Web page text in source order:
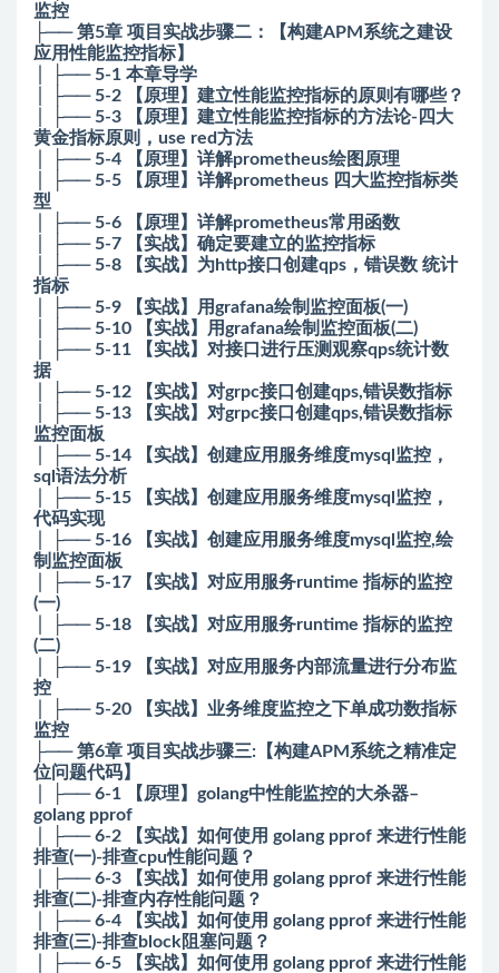
监控
├── 第5章 项目实战步骤二：【构建APM系统之建设
应用性能监控指标】
│ ├── 5-1 本章导学
│ ├── 5-2 【原理】建立性能监控指标的原则有哪些？
│ ├── 5-3 【原理】建立性能监控指标的方法论-四大
黄金指标原则，use red方法
│ ├── 5-4 【原理】详解prometheus绘图原理
│ ├── 5-5 【原理】详解prometheus 四大监控指标类
型
│ ├── 5-6 【原理】详解prometheus常用函数
│ ├── 5-7 【实战】确定要建立的监控指标
│ ├── 5-8 【实战】为http接口创建qps，错误数 统计
指标
│ ├── 5-9 【实战】用grafana绘制监控面板(一)
│ ├── 5-10 【实战】用grafana绘制监控面板(二)
│ ├── 5-11 【实战】对接口进行压测观察qps统计数
据
│ ├── 5-12 【实战】对grpc接口创建qps,错误数指标
│ ├── 5-13 【实战】对grpc接口创建qps,错误数指标
监控面板
│ ├── 5-14 【实战】创建应用服务维度mysql监控，
sql语法分析
│ ├── 5-15 【实战】创建应用服务维度mysql监控，
代码实现
│ ├── 5-16 【实战】创建应用服务维度mysql监控,绘
制监控面板
│ ├── 5-17 【实战】对应用服务runtime 指标的监控
(一)
│ ├── 5-18 【实战】对应用服务runtime 指标的监控
(二)
│ ├── 5-19 【实战】对应用服务内部流量进行分布监
控
│ ├── 5-20 【实战】业务维度监控之下单成功数指标
监控
├── 第6章 项目实战步骤三:【构建APM系统之精准定
位问题代码】
│ ├── 6-1 【原理】golang中性能监控的大杀器–
golang pprof
│ ├── 6-2 【实战】如何使用 golang pprof 来进行性能
排查(一)-排查cpu性能问题？
│ ├── 6-3 【实战】如何使用 golang pprof 来进行性能
排查(二)-排查内存性能问题？
│ ├── 6-4 【实战】如何使用 golang pprof 来进行性能
排查(三)-排查block阻塞问题？
│ ├── 6-5 【实战】如何使用 golang pprof 来进行性能